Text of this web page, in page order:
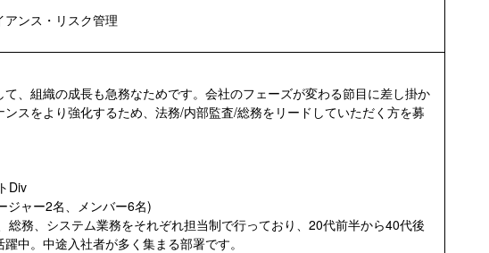
ンス・リスク管理
て、組織の成長も急務なためです。会社のフェーズが変わる節目に差し掛か
ンスをより強化するため、法務/内部監査/総務をリードしていただく方を募
Div
ジャー2名、メンバー6名)
総務、システム業務をそれぞれ担当制で行っており、20代前半から40代後
中。中途入社者が多く集まる部署です。